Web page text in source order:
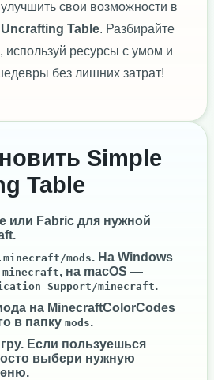
свои возможности в
Table. Разбирайте
ресурсы с умом и
без лишних затрат!
Simple
Table
или Fabric для нужной
mods. На Windows
, на macOS —
Support/minecraft.
на MinecraftColorCodes
в папку mods.
Если пользуешься
выбери нужную